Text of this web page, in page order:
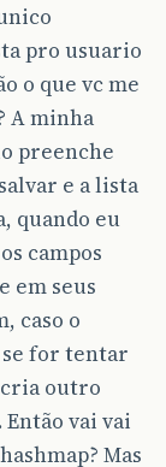
pro usuario
o que vc me
A minha
preenche
e a lista
quando eu
campos
em seus
caso o
for tentar
outro
vai vai
Mas